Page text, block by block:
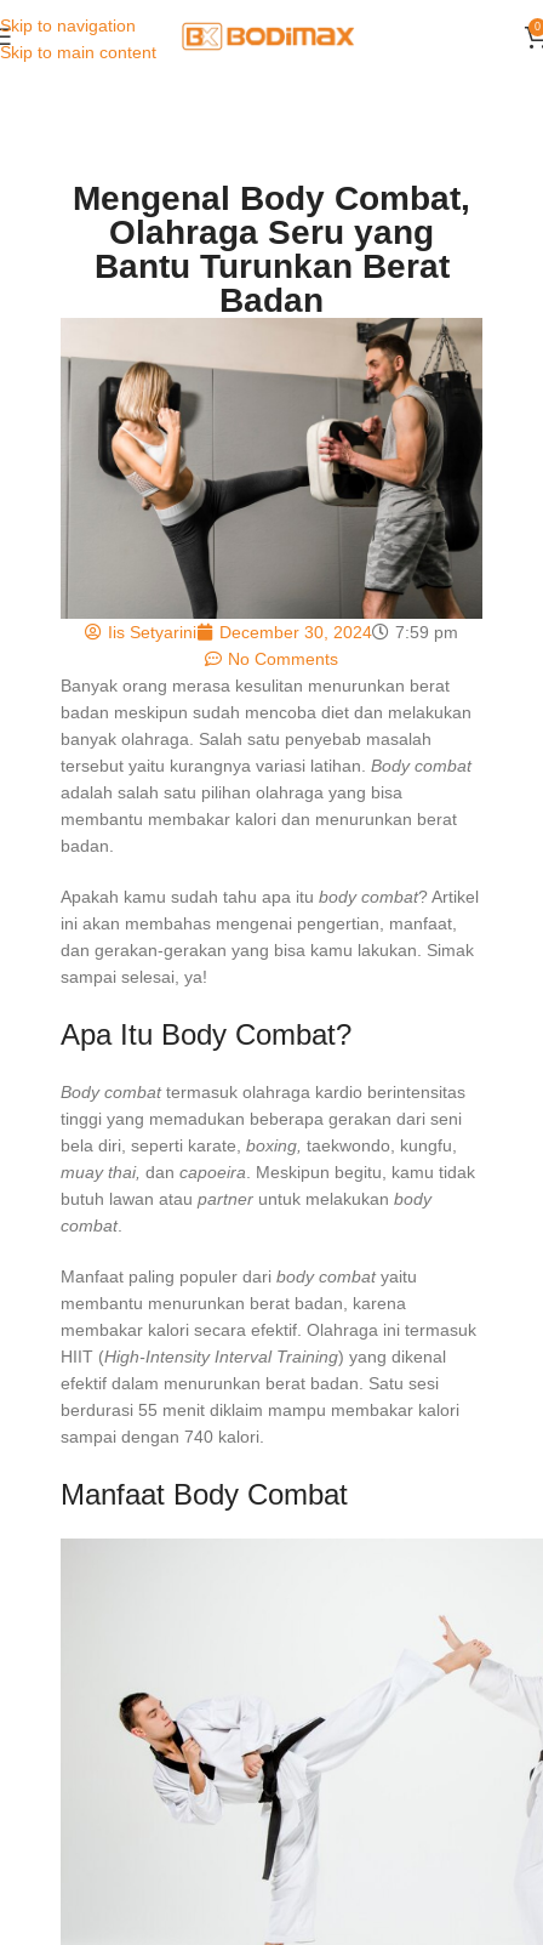
Skip to navigation
Skip to main content
0
Mengenal Body Combat,
Olahraga Seru yang
Bantu Turunkan Berat
Badan
Iis Setyarini December 30, 2024
7:59 pm
No Comments
Banyak orang merasa kesulitan menurunkan berat
badan meskipun sudah mencoba diet dan melakukan
banyak olahraga. Salah satu penyebab masalah
tersebut yaitu kurangnya variasi latihan. Body combat
adalah salah satu pilihan olahraga yang bisa
membantu membakar kalori dan menurunkan berat
badan.
Apakah kamu sudah tahu apa itu body combat? Artikel
ini akan membahas mengenai pengertian, manfaat,
dan gerakan-gerakan yang bisa kamu lakukan. Simak
sampai selesai, ya!
Apa Itu Body Combat?
Body combattermasuk olahraga kardio berintensitas
tinggi yang memadukan beberapa gerakan dari seni
bela diri, seperti karate, boxing, taekwondo, kungfu,
muay thai, dan capoeira. Meskipun begitu, kamu tidak
butuh lawan atau partner untuk melakukan body
combat.
Manfaat paling populer dari body combatyaitu
membantu menurunkan berat badan, karena
membakar kalori secara efektif. Olahraga ini termasuk
HIIT (High-Intensity Interval Training) yang dikenal
efektif dalam menurunkan berat badan. Satu sesi
berdurasi 55 menit diklaim mampu membakar kalori
sampai dengan 740 kalori.
Manfaat Body Combat